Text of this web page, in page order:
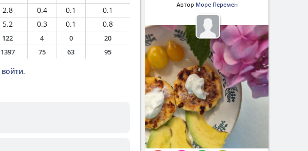
2.8 0.4 0.1
0.1
5.2 0.3 0.1
0.8
122 4 0 20
1397 75 63 95
войти.
Автор Море Перемен